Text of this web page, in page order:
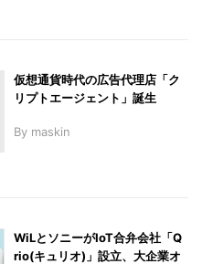
仮想通貨時代の広告代理店「ク
リプトエージェント」誕生
By maskin
WiLとソニーがIoT合弁会社「Q
rio(キュリオ)」設立、大企業オ